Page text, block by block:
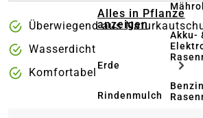
Alles in Pflanze
anzeigen
Erde
Rindenmulch
Akku-
Überwiegend aus
Wasserdicht
Komfortabel